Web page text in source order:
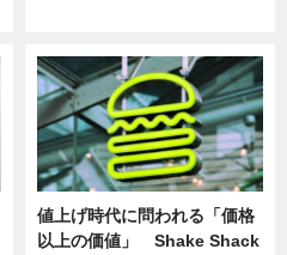
値上げ時代に問われる「価格
以上の価値」 Shake Shack